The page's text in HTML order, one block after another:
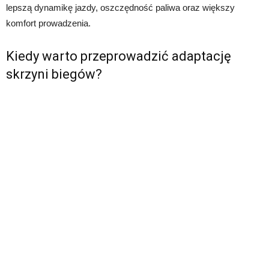
lepszą dynamikę jazdy, oszczędność paliwa oraz większy
komfort prowadzenia.
Kiedy warto przeprowadzić adaptację
skrzyni biegów?